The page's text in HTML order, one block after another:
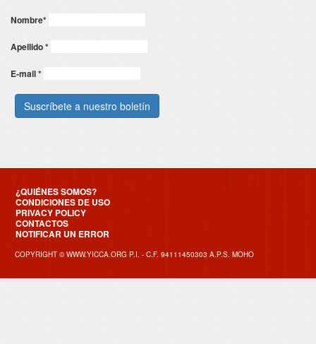
Nombre*
Apellido*
E-mail*
¿QUIÉNES SOMOS?
CONDICIONES DE USO
PRIVACY POLICY
CONTACTOS
NOTIFICAR UN ERROR
COPYRIGHT © WWW.YICCA.ORG P.I. - C.F. 94111450303 A.P.S. MOHO